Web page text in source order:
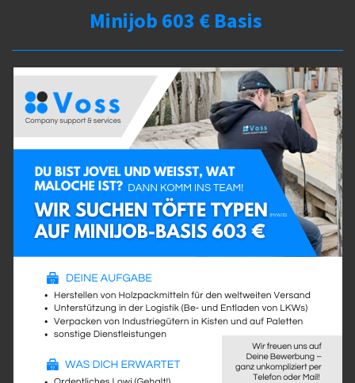
Minijob 603 € Basis